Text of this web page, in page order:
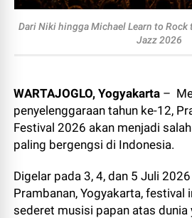
Dari Niki hingga Michael Learn to
Jazz 2026
WARTAJOGLO, Yogyakarta –
penyelenggaraan tahun ke-12,
Festival 2026 akan menjadi
paling bergengsi di Indonesia.
Digelar pada 3, 4, dan 5 Juli
Prambanan, Yogyakarta, festival
sederet musisi papan atas dunia